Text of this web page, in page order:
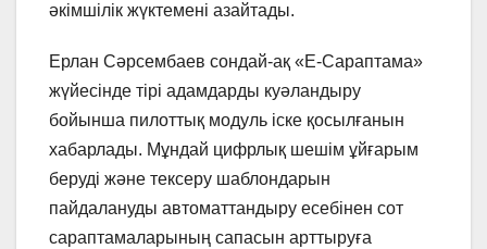
әкімшілік жүктемені азайтады.
Ерлан Сәрсембаев сондай-ақ «Е-Сараптама»
жүйесінде тірі адамдарды куәландыру
бойынша пилоттық модуль іске қосылғанын
хабарлады. Мұндай цифрлық шешім ұйғарым
беруді және тексеру шаблондарын
пайдалануды автоматтандыру есебінен сот
сараптамаларының сапасын арттыруға